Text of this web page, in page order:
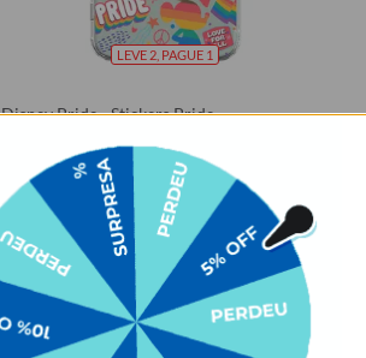
LEVE 2, PAGUE 1
Disney Pride - Stickers Pride
R$121,90
R$79,90 34% OFF
Comprar